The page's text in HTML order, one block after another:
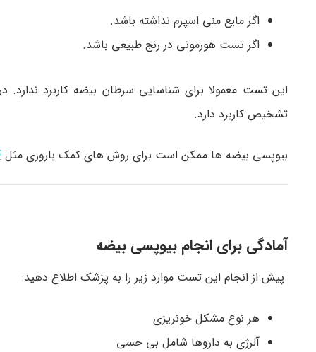
اگر مایع منی اسپرم نداشته باشد.
اگر تست هورمونی در رنج طبیعی باشد.
این تست معمولا برای شناسایی سرطان بیضه کاربرد
تشخیص کاربرد دارد.
بیوپسی بیضه ها ممکن است برای روش های کمک باروری مثل
آمادگی برای انجام بیوپسی بیضه
پیش از انجام این تست موارد زیر را به پزشک اطلاع دهید:
هر نوع مشکل خونریزی
آلرژی به داروها شامل بی حسی